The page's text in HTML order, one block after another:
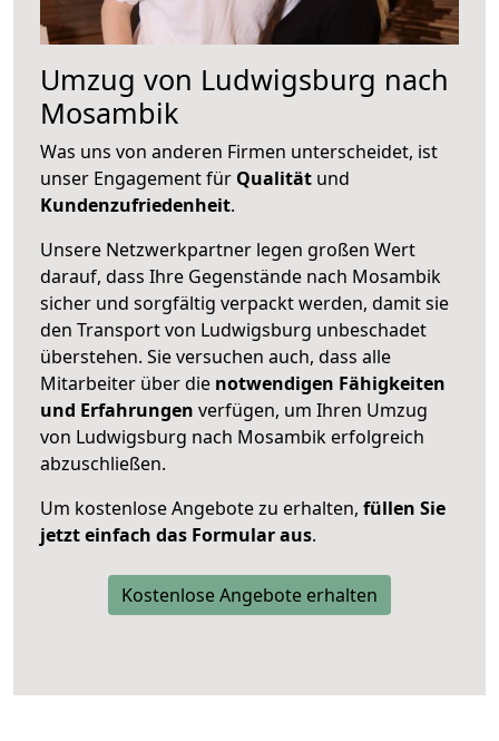
Umzug von Ludwigsburg nach
Mosambik
Was uns von anderen Firmen unterscheidet, ist
unser Engagement für Qualität und
Kundenzufriedenheit.
Unsere Netzwerkpartner legen großen Wert
darauf, dass Ihre Gegenstände nach Mosambik
sicher und sorgfältig verpackt werden, damit sie
den Transport von Ludwigsburg unbeschadet
überstehen. Sie versuchen auch, dass alle
Mitarbeiter über die notwendigen Fähigkeiten
und Erfahrungen verfügen, um Ihren Umzug
von Ludwigsburg nach Mosambik erfolgreich
abzuschließen.
Um kostenlose Angebote zu erhalten, füllen Sie
jetzt einfach das Formular aus.
Kostenlose Angebote erhalten